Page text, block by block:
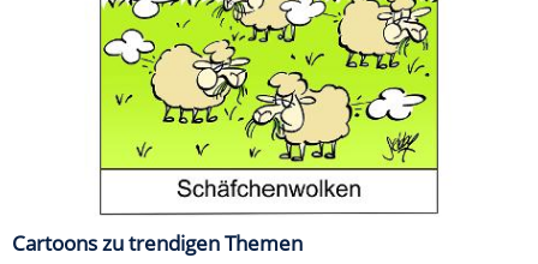
Cartoons zu trendigen Themen